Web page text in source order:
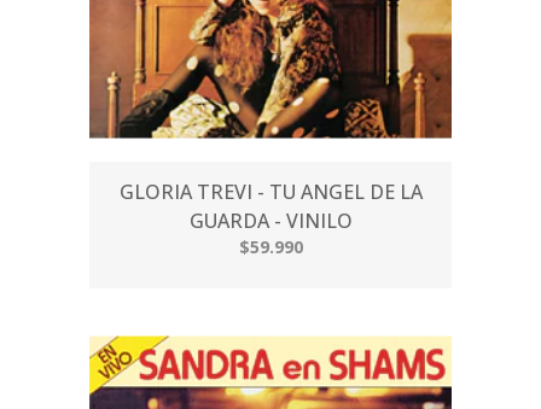
GLORIA TREVI - TU ANGEL DE LA
GUARDA - VINILO
$59.990